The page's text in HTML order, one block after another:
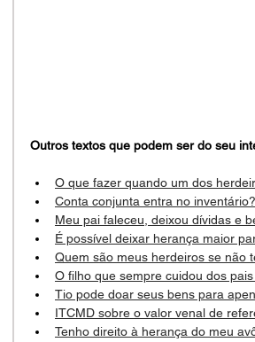
Outros textos que podem ser do seu
O que fazer quando um dos
Conta conjunta entra no inventário?
Meu pai faleceu, deixou dívidas e
É possível deixar herança maior
Quem são meus herdeiros se não
O filho que sempre cuidou dos
Tio pode doar seus bens para
ITCMD sobre o valor venal de
Tenho direito à herança do meu